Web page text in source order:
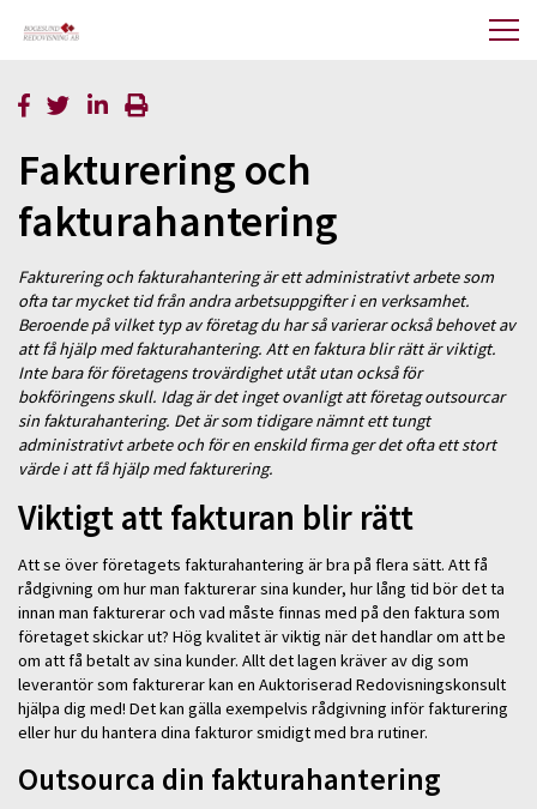
Fakturering och
fakturahantering
Fakturering och fakturahantering är ett administrativt arbete som
ofta tar mycket tid från andra arbetsuppgifter i en verksamhet.
Beroende på vilket typ av företag du har så varierar också behovet av
att få hjälp med fakturahantering. Att en faktura blir rätt är viktigt.
Inte bara för företagens trovärdighet utåt utan också för
bokföringens skull. Idag är det inget ovanligt att företag outsourcar
sin fakturahantering. Det är som tidigare nämnt ett tungt
administrativt arbete och för en enskild firma ger det ofta ett stort
värde i att få hjälp med fakturering.
Viktigt att fakturan blir rätt
Att se över företagets fakturahantering är bra på flera sätt. Att få
rådgivning om hur man fakturerar sina kunder, hur lång tid bör det ta
innan man fakturerar och vad måste finnas med på den faktura som
företaget skickar ut? Hög kvalitet är viktig när det handlar om att be
om att få betalt av sina kunder. Allt det lagen kräver av dig som
leverantör som fakturerar kan en Auktoriserad Redovisningskonsult
hjälpa dig med! Det kan gälla exempelvis rådgivning inför fakturering
eller hur du hantera dina fakturor smidigt med bra rutiner.
Outsourca din fakturahantering